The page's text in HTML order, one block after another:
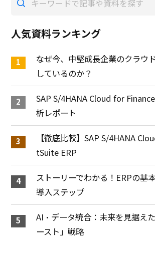
人気資料ランキング
なぜ今、中堅成長企業のクラウ
しているのか？
SAP S/4HANA Cloud for
析レポート
【徹底比較】SAP S/4HANA
tSuite ERP
ストーリーでわかる！ERPの基
導入ステップ
AI・データ統合：未来を見据え
ースト」戦略